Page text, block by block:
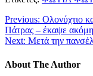
Previous: Ολονύχτιο
Πάτρας – έκαψε
Next: Μετά την
About The Author